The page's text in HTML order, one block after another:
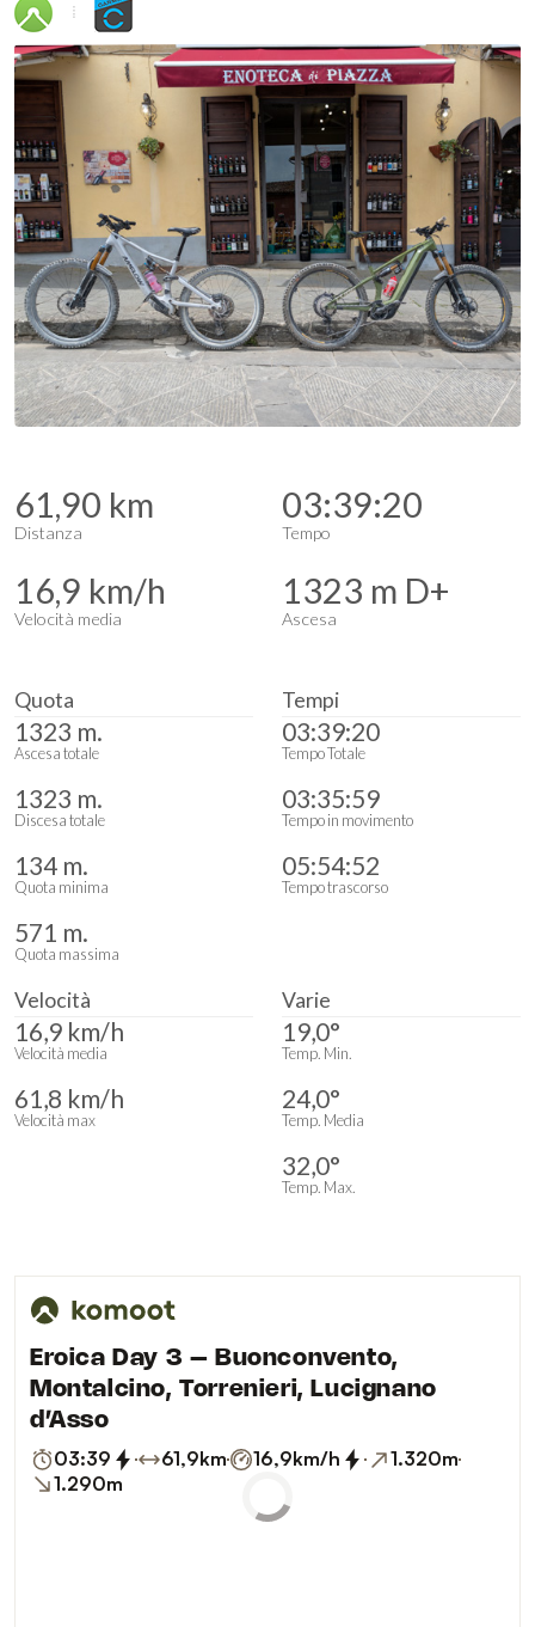
61,90 km
Distanza
03:39:20
Tempo
16,9 km/h
Velocità media
1323 m D+
Ascesa
Quota
1323 m.
Ascesa totale
1323 m.
Discesa totale
134 m.
Quota minima
571 m.
Quota massima
Tempi
03:39:20
Tempo Totale
03:35:59
Tempo in movimento
05:54:52
Tempo trascorso
Velocità
16,9 km/h
Velocità media
61,8 km/h
Velocità max
Varie
19,0°
Temp. Min.
24,0°
Temp. Media
32,0°
Temp. Max.